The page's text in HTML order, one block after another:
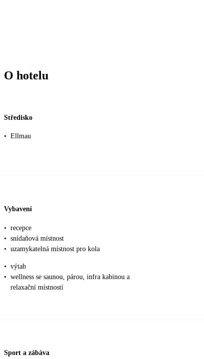
O hotelu
Středisko
• Ellmau
Vybavení
• recepce
• snídaňová místnost
• uzamykatelná místnost pro kola
• výtah
• wellness se saunou, párou, infra kabinou a
relaxační místností
Sport a zábáva